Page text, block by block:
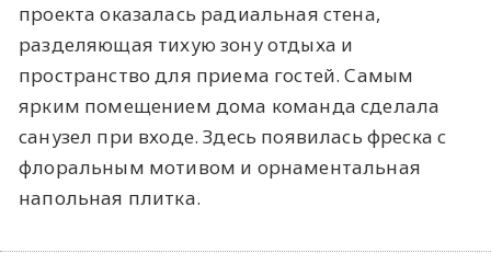
проекта оказалась радиальная стена,
разделяющая тихую зону отдыха и
пространство для приема гостей. Самым
ярким помещением дома команда сделала
санузел при входе. Здесь появилась фреска с
флоральным мотивом и орнаментальная
напольная плитка.